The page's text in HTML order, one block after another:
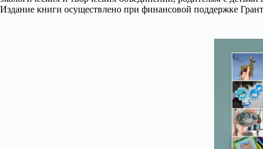
Издание книги осуществлено при финансовой поддержке